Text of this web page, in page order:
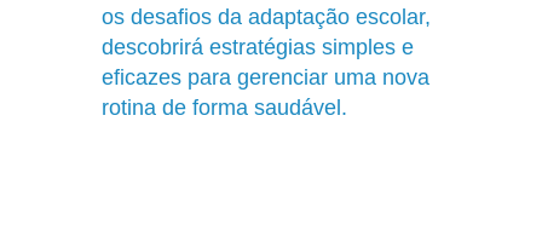
os desafios da adaptação escolar,
descobrirá estratégias simples e
eficazes para gerenciar uma nova
rotina de forma saudável.